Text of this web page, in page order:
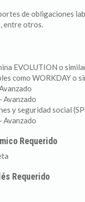
de obligaciones
entre otros.
EVOLUTION o
como WORKDAY o
Avanzado
y seguridad social
Requerido
Requerido